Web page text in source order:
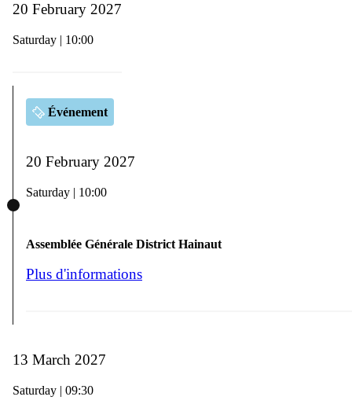
20 February 2027
Saturday | 10:00
Événement
20 February 2027
Saturday | 10:00
Assemblée Générale District Hainaut
Plus d'informations
13 March 2027
Saturday | 09:30